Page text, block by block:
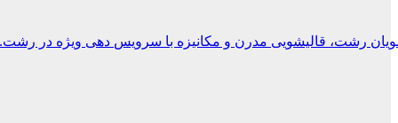
رشت، قالیشویی مدرن و مکانیزه با سرویس دهی ویژه در رشت.